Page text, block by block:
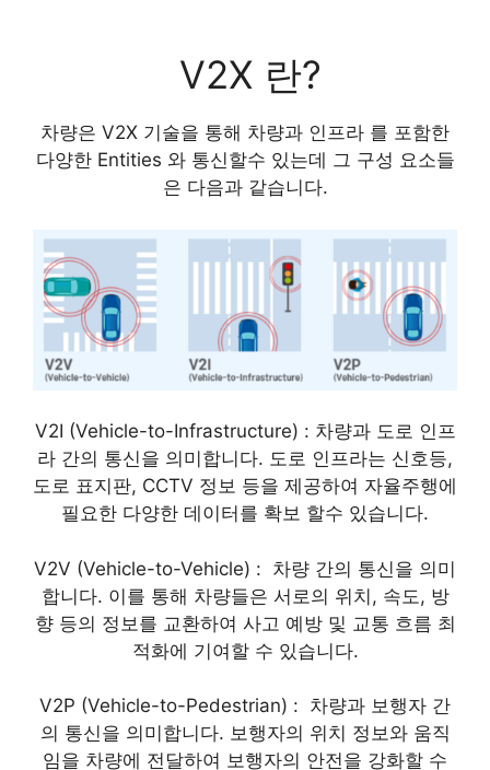
V2X 란?
차량은 V2X 기술을 통해 차량과 인프라 를 포함한
다양한 Entities 와 통신할수 있는데 그 구성 요소들
은 다음과 같습니다.
V2I (Vehicle-to-Infrastructure) : 차량과 도로 인프
라 간의 통신을 의미합니다. 도로 인프라는 신호등,
도로 표지판, CCTV 정보 등을 제공하여 자율주행에
필요한 다양한 데이터를 확보 할수 있습니다.
V2V (Vehicle-to-Vehicle) : 차량 간의 통신을 의미
합니다. 이를 통해 차량들은 서로의 위치, 속도, 방
향 등의 정보를 교환하여 사고 예방 및 교통 흐름 최
적화에 기여할 수 있습니다.
V2P (Vehicle-to-Pedestrian) : 차량과 보행자 간
의 통신을 의미합니다. 보행자의 위치 정보와 움직
임을 차량에 전달하여 보행자의 안전을 강화할 수